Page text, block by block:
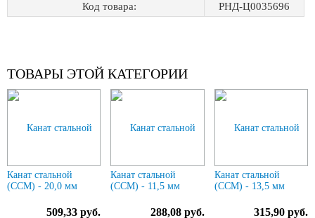
Код товара:
РНД-Ц0035696
ТОВАРЫ ЭТОЙ КАТЕГОРИИ
Канат стальной
(ССМ) - 20,0 мм
509,33 руб.
Канат стальной
(ССМ) - 11,5 мм
288,08 руб.
Канат стальной
(ССМ) - 13,5 мм
315,90 руб.